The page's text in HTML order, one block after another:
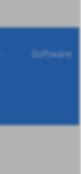
Software